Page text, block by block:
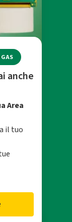
GAS
anche
Area
il tuo